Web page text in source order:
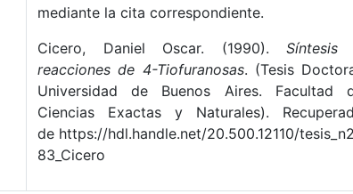
mediante la cita correspondiente.
Cicero, Daniel Oscar. (1990).Síntesis
reacciones de 4-Tiofuranosas. (Tesis
Universidad de Buenos Aires. Facultad
Ciencias Exactas y Naturales).
de https://hdl.handle.net/20.500.12110/
83_Cicero